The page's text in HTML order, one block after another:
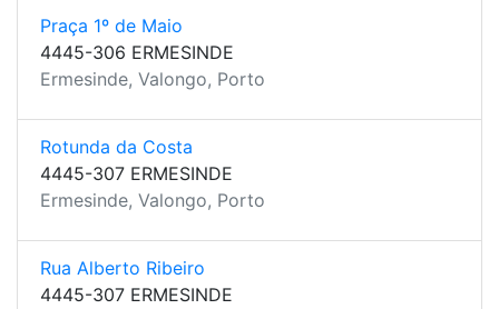
Praça 1º de Maio
4445-306 ERMESINDE
Ermesinde, Valongo, Porto
Rotunda da Costa
4445-307 ERMESINDE
Ermesinde, Valongo, Porto
Rua Alberto Ribeiro
4445-307 ERMESINDE